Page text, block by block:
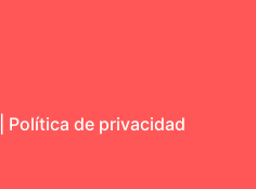
Política de privacidad